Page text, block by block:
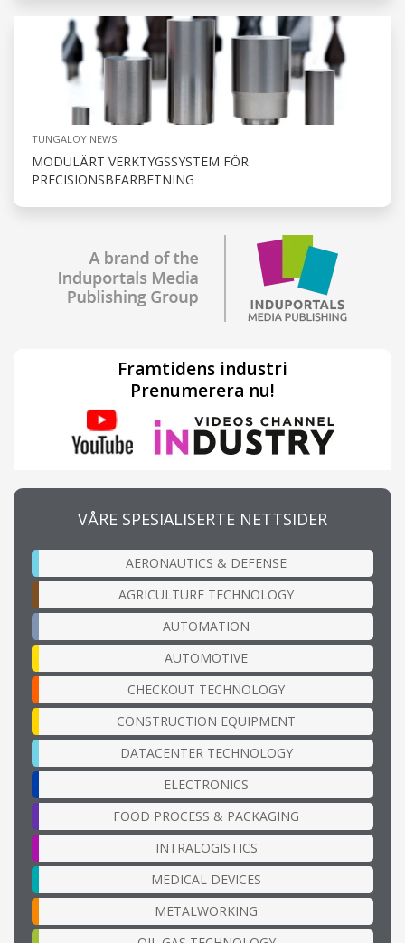
TUNGALOY NEWS
MODULÄRT VERKTYGSSYSTEM FÖR
PRECISIONSBEARBETNING
Framtidens industri
Prenumerera nu!
VÅRE SPESIALISERTE NETTSIDER
AERONAUTICS & DEFENSE
AGRICULTURE TECHNOLOGY
AUTOMATION
AUTOMOTIVE
CHECKOUT TECHNOLOGY
CONSTRUCTION EQUIPMENT
DATACENTER TECHNOLOGY
ELECTRONICS
FOOD PROCESS & PACKAGING
INTRALOGISTICS
MEDICAL DEVICES
METALWORKING